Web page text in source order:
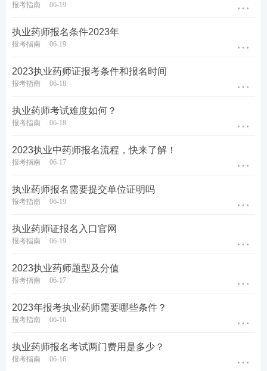
课程推荐
班管理+班主任督学+重学服务，
师答疑+送课程讲义+一次重学，了解>>
+VIP题库会员+专属学习计划，
点打卡】【组队打卡做题
报考指南 06-19
执业药师报名条件2023年
报考指南 06-19
2023执业药师证报考条件和报名时间
报考指南 06-18
执业药师考试难度如何？
报考指南 06-18
2023执业中药师报名流程，快来了解！
报考指南 06-17
执业药师报名需要提交单位证明吗
报考指南 06-19
执业药师证报名入口官网
报考指南 06-19
2023执业药师题型及分值
报考指南 06-17
2023年报考执业药师需要哪些条件？
报考指南 06-16
执业药师报名考试两门费用是多少？
报考指南 06-16